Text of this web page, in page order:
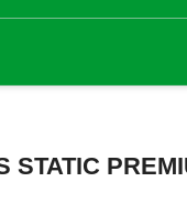
STATIC